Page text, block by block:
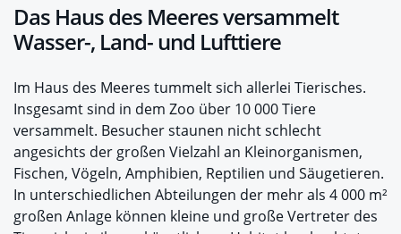
Das Haus des Meeres versammelt
Wasser-, Land- und Lufttiere
Im Haus des Meeres tummelt sich allerlei Tierisches.
Insgesamt sind in dem Zoo über 10 000 Tiere
versammelt. Besucher staunen nicht schlecht
angesichts der großen Vielzahl an Kleinorganismen,
Fischen, Vögeln, Amphibien, Reptilien und Säugetieren.
In unterschiedlichen Abteilungen der mehr als 4 000 m²
großen Anlage können kleine und große Vertreter des